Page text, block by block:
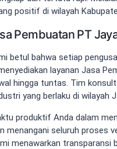
positif di wilayah
Pembuatan PT
betul bahwa setiap
layanan Jasa
hingga tuntas. Tim
yang berlaku di wilayah
produktif Anda dalam
menangani seluruh proses
menawarkan transparansi